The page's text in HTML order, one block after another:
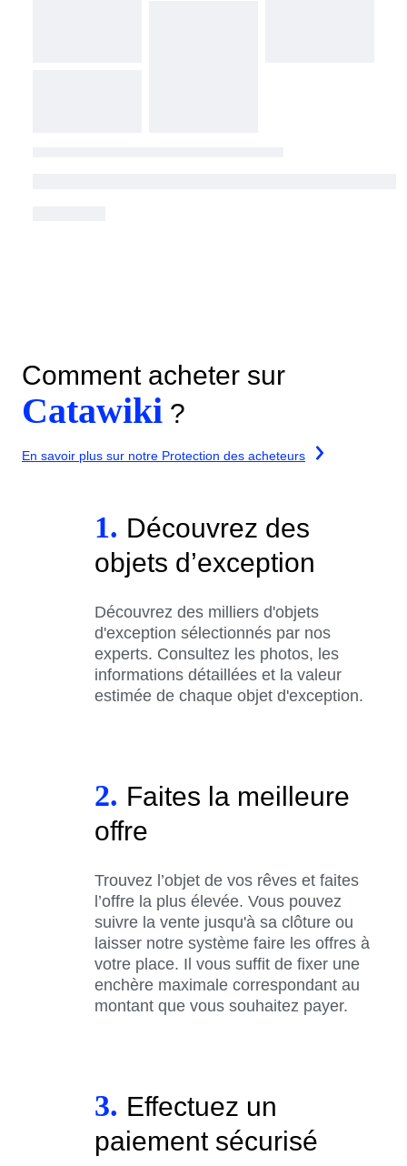
Comment acheter sur
Catawiki ?
En savoir plus sur notre Protection des acheteurs
1. Découvrez des
objets d’exception
Découvrez des milliers d'objets
d'exception sélectionnés par nos
experts. Consultez les photos, les
informations détaillées et la valeur
estimée de chaque objet d'exception.
2. Faites la meilleure
offre
Trouvez l’objet de vos rêves et faites
l’offre la plus élevée. Vous pouvez
suivre la vente jusqu'à sa clôture ou
laisser notre système faire les offres à
votre place. Il vous suffit de fixer une
enchère maximale correspondant au
montant que vous souhaitez payer.
3. Effectuez un
paiement sécurisé